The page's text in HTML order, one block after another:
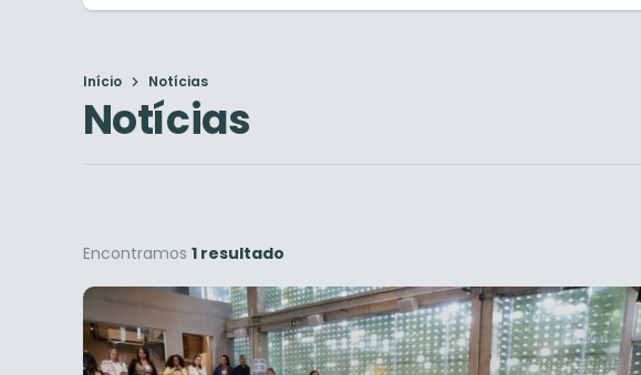
Início Notícias
Notícias
Encontramos 1 resultado